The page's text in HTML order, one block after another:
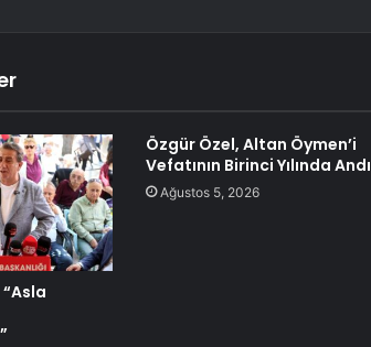
Özgür Özel, Altan Öymen’i
Vefatının Birinci Yılında Andı
Ağustos 5, 2026